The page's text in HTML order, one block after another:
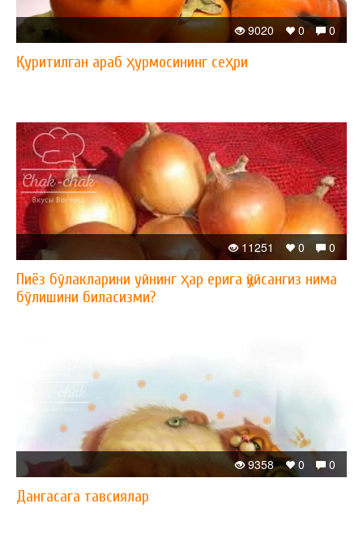
0
0
9020
Қуритилган араб ҳурмосининг сеҳри
0
0
11251
Пиёз бўлакларини уйнинг ҳар ерига қўйсангиз нима
бўлишини биласизми?
0
0
9358
Дангасага тавсиялар